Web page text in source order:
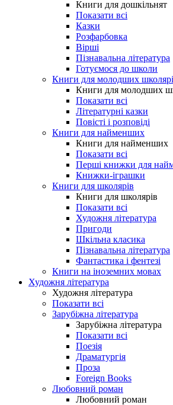
Книги для дошкільнят
Показати всі
Казки
Розфарбовка
Вірші
Пізнавальна література
Готуємося до школи
Книги для молодших
Книги для молодших
Показати всі
Літературні казки
Повісті і розповіді
Книги для найменших
Книги для найменших
Показати всі
Перші книжки для
Книжки-іграшки
Книги для школярів
Книги для школярів
Показати всі
Художня література
Пригоди
Шкільна класика
Пізнавальна література
Фантастика і фентезі
Книги на іноземних мовах
Художня література
Художня література
Показати всі
Зарубіжна література
Зарубіжна література
Показати всі
Поезія
Драматургія
Проза
Foreign Books
Любовний роман
Любовний роман